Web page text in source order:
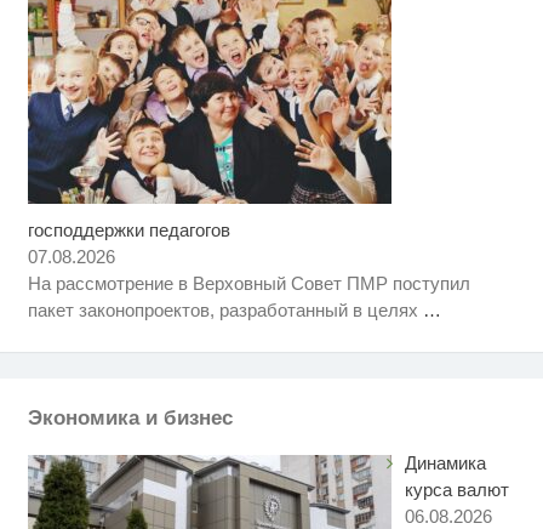
господдержки педагогов
07.08.2026
На рассмотрение в Верховный Совет ПМР поступил
пакет законопроектов, разработанный в целях …
Экономика и бизнес
Динамика
курса валют
06.08.2026
Скрытая камера на пляже
Ролик длится несколько секунд,
а смеяться вы будете долго